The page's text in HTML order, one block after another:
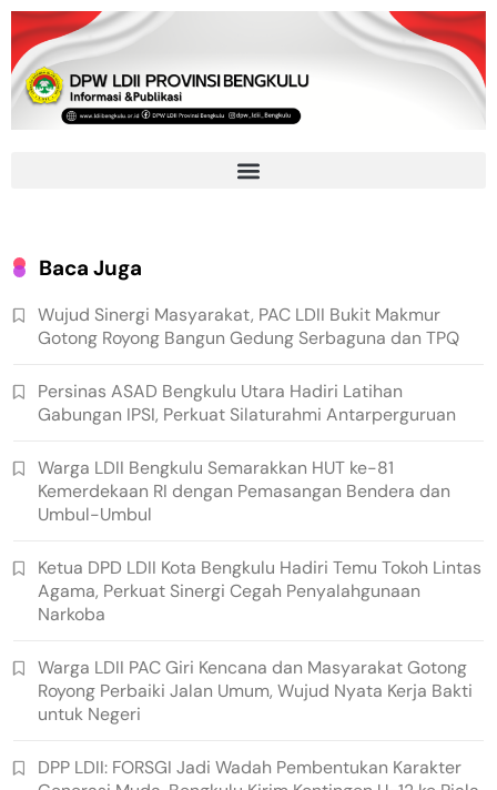
Baca Juga
Wujud Sinergi Masyarakat, PAC LDII Bukit Makmur
Gotong Royong Bangun Gedung Serbaguna dan TPQ
Persinas ASAD Bengkulu Utara Hadiri Latihan
Gabungan IPSI, Perkuat Silaturahmi Antarperguruan
Warga LDII Bengkulu Semarakkan HUT ke-81
Kemerdekaan RI dengan Pemasangan Bendera dan
Umbul-Umbul
Ketua DPD LDII Kota Bengkulu Hadiri Temu Tokoh Lintas
Agama, Perkuat Sinergi Cegah Penyalahgunaan
Narkoba
Warga LDII PAC Giri Kencana dan Masyarakat Gotong
Royong Perbaiki Jalan Umum, Wujud Nyata Kerja Bakti
untuk Negeri
DPP LDII: FORSGI Jadi Wadah Pembentukan Karakter